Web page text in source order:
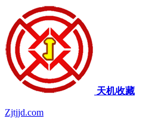
天机收藏
Zjtjjd.com